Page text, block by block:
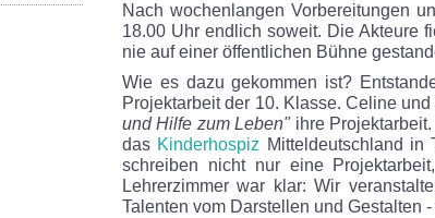
Nach wochenlangen Vorbereitungen
18.00 Uhr endlich soweit. Die Akteure
nie auf einer öffentlichen Bühne
Wie es dazu gekommen ist?
Projektarbeit der 10. Klasse. Celine
und Hilfe zum Leben"ihre Projektarbeit.
das Kinderhospiz Mitteldeutschland in
schreiben nicht nur eine
Lehrerzimmer war klar: Wir
Talenten vom Darstellen und Gestalten -